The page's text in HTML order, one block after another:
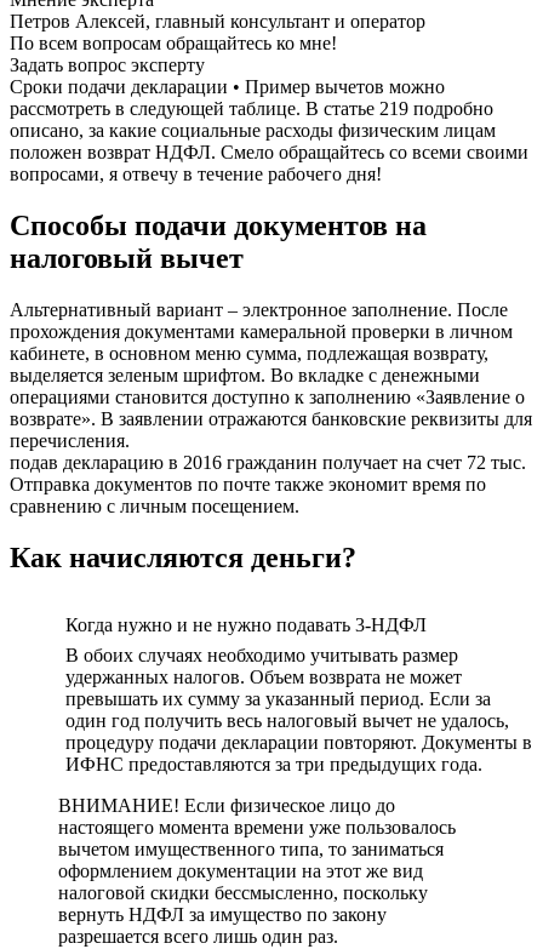
Петров Алексей, главный консультант и оператор
По всем вопросам обращайтесь ко мне!
Задать вопрос эксперту
Сроки подачи декларации • Пример вычетов можно
рассмотреть в следующей таблице. В статье 219 подробно
описано, за какие социальные расходы физическим лицам
положен возврат НДФЛ. Смело обращайтесь со всеми своими
вопросами, я отвечу в течение рабочего дня!
Способы подачи документов на
налоговый вычет
Альтернативный вариант – электронное заполнение. После
прохождения документами камеральной проверки в личном
кабинете, в основном меню сумма, подлежащая возврату,
выделяется зеленым шрифтом. Во вкладке с денежными
операциями становится доступно к заполнению «Заявление о
возврате». В заявлении отражаются банковские реквизиты для
перечисления.
подав декларацию в 2016 гражданин получает на счет 72 тыс.
Отправка документов по почте также экономит время по
сравнению с личным посещением.
Как начисляются деньги?
Когда нужно и не нужно подавать 3-НДФЛ
В обоих случаях необходимо учитывать размер
удержанных налогов. Объем возврата не может
превышать их сумму за указанный период. Если за
один год получить весь налоговый вычет не удалось,
процедуру подачи декларации повторяют. Документы в
ИФНС предоставляются за три предыдущих года.
ВНИМАНИЕ! Если физическое лицо до
настоящего момента времени уже пользовалось
вычетом имущественного типа, то заниматься
оформлением документации на этот же вид
налоговой скидки бессмысленно, поскольку
вернуть НДФЛ за имущество по закону
разрешается всего лишь один раз.